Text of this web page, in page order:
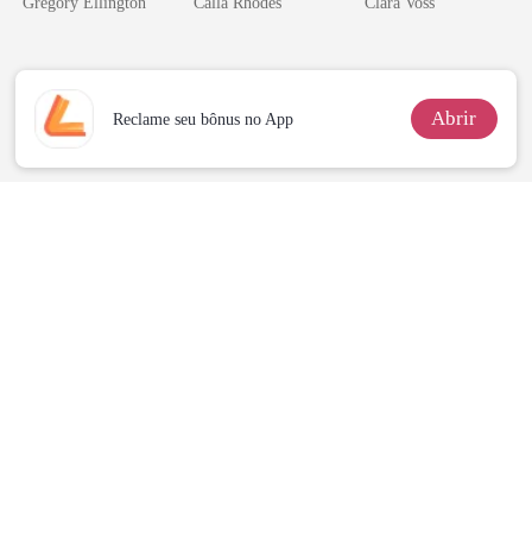
Reclame seu bônus no App Abrir